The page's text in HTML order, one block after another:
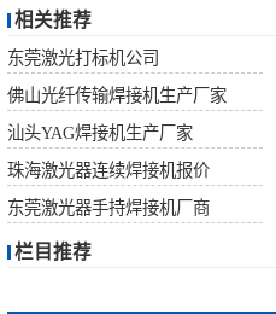
相关推荐
东莞激光打标机公司
佛山光纤传输焊接机生产厂家
汕头YAG焊接机生产厂家
珠海激光器连续焊接机报价
东莞激光器手持焊接机厂商
栏目推荐